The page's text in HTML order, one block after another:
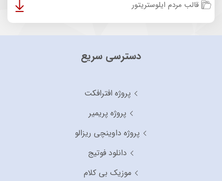
قالب مردم ایلوستریتور
دسترسی سریع
پروژه افترافکت
پروژه پریمیر
پروژه داوینچی ریزالو
دانلود فوتیج
موزیک بی کلام